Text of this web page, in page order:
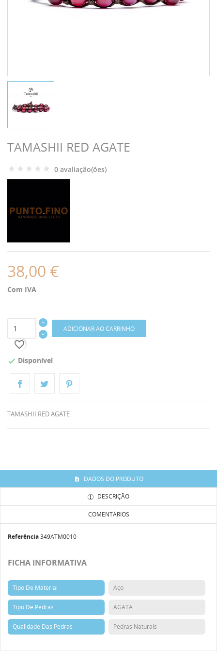
TAMASHII RED AGATE
0 avaliação(ões)
38,00 €
Com IVA
ADICIONAR AO CARRINHO
favorite_border
 Disponível
TAMASHII RED AGATE
DADOS DO PRODUTO
DESCRIÇÃO
COMENTÁRIOS
Referência349ATM0010
FICHA INFORMATIVA
Tipo De Material Aço
Tipo De Pedras AGATA
Qualidade Das Pedras Pedras Naturais